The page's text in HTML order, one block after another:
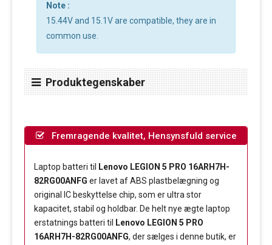
Note :
15.44V and 15.1V are compatible, they are in
common use.
Produktegenskaber
Fremragende kvalitet, Hensynsfuld service
Laptop batteri til
Lenovo LEGION 5 PRO 16ARH7H-
82RG00ANFG er lavet af ABS plastbelægning og
original IC beskyttelse chip, som er ultra stor
kapacitet, stabil og holdbar. De helt nye ægte laptop
erstatnings batteri til
Lenovo LEGION 5 PRO
16ARH7H-82RG00ANFG, der sælges i denne butik, er